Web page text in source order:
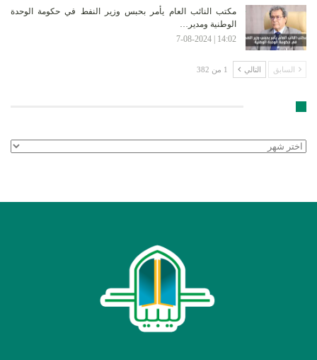
مكتب النائب العام يأمر بحبس وزير النفط في حكومة الوحدة
الوطنية ومدير…
14:02 | 7-08-2024
السابق التالي 1 من 382
الأرشيف